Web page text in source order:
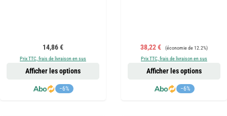
Prix régulier :
14,86 €
Prix TTC, frais de livraison en sus
−6%
Afficher les options
Prix de vente :
38,22 € Prix régulier :
(économie de 12.2%)
Prix TTC, frais de livraison en sus
−6%
Afficher les options